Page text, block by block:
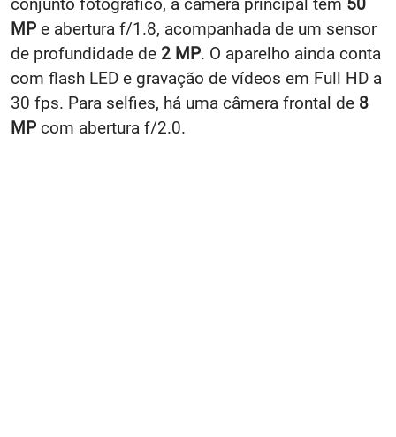
MP e abertura f/1.8, acompanhada de um sensor
de profundidade de 2 MP. O aparelho ainda conta
com flash LED e gravação de vídeos em Full HD a
30 fps. Para selfies, há uma câmera frontal de 8
MP com abertura f/2.0.